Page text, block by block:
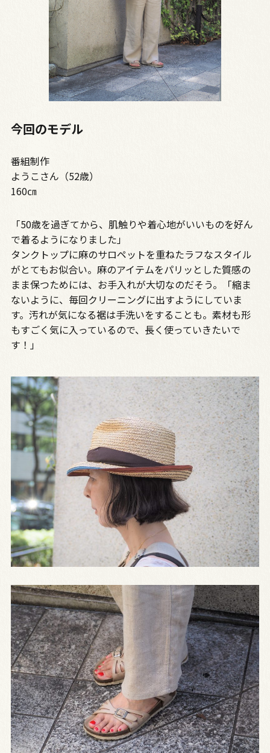
今回のモデル
番組制作
ようこさん（52歳）
160㎝
「50歳を過ぎてから、肌触りや着心地がいいものを好ん
で着るようになりました」
タンクトップに麻のサロペットを重ねたラフなスタイル
がとてもお似合い。麻のアイテムをパリッとした質感の
まま保つためには、お手入れが大切なのだそう。「縮ま
ないように、毎回クリーニングに出すようにしていま
す。汚れが気になる裾は手洗いをすることも。素材も形
もすごく気に入っているので、長く使っていきたいで
す！」